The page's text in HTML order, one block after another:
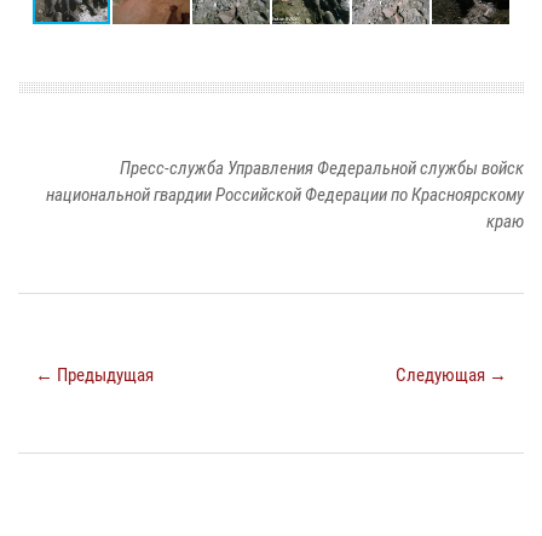
Пресс-служба Управления Федеральной службы войск
национальной гвардии Российской Федерации по Красноярскому
краю
← Предыдущая Следующая →